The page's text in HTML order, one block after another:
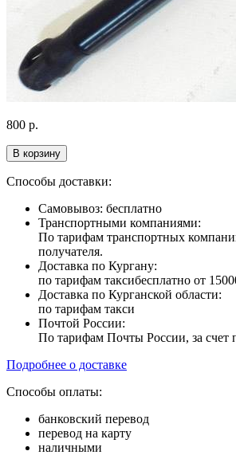
800 р.
В корзину
Способы доставки:
Самовывоз: бесплатно
Транспортными компаниями:
По тарифам транспортных
получателя.
Доставка по Кургану:
по тарифам таксибесплатно от
Доставка по Курганской области:
по тарифам такси
Почтой России:
По тарифам Почты России, за счет
Подробнее о доставке
Способы оплаты:
банковский перевод
перевод на карту
наличными